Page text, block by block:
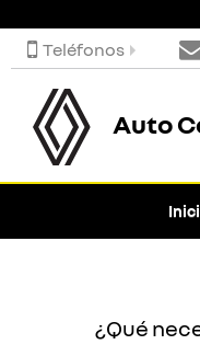
Teléfonos
Auto
¿Qué